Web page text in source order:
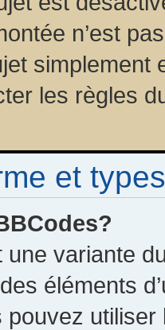
n’est
simplement
les règles
et
une variante
éléments
pouvez